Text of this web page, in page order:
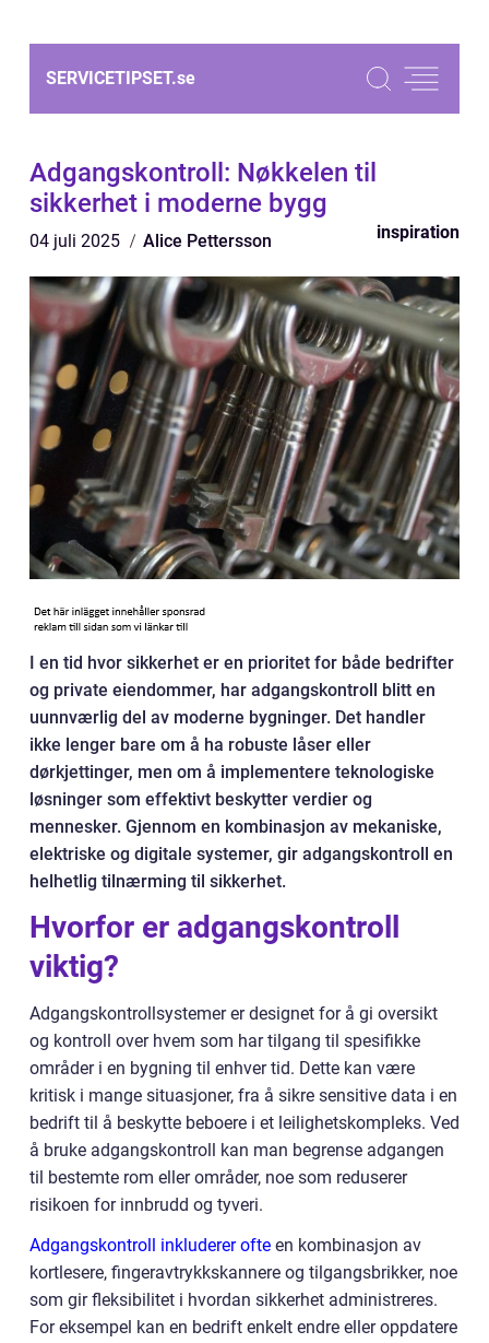
SERVICETIPSET.se
Adgangskontroll: Nøkkelen til
sikkerhet i moderne bygg
04 juli 2025 Alice Pettersson inspiration
I en tid hvor sikkerhet er en prioritet for både bedrifter
og private eiendommer, har adgangskontroll blitt en
uunnværlig del av moderne bygninger. Det handler
ikke lenger bare om å ha robuste låser eller
dørkjettinger, men om å implementere teknologiske
løsninger som effektivt beskytter verdier og
mennesker. Gjennom en kombinasjon av mekaniske,
elektriske og digitale systemer, gir adgangskontroll en
helhetlig tilnærming til sikkerhet.
Hvorfor er adgangskontroll
viktig?
Adgangskontrollsystemer er designet for å gi oversikt
og kontroll over hvem som har tilgang til spesifikke
områder i en bygning til enhver tid. Dette kan være
kritisk i mange situasjoner, fra å sikre sensitive data i en
bedrift til å beskytte beboere i et leilighetskompleks. Ved
å bruke adgangskontroll kan man begrense adgangen
til bestemte rom eller områder, noe som reduserer
risikoen for innbrudd og tyveri.
Adgangskontroll inkluderer ofte en kombinasjon av
kortlesere, fingeravtrykkskannere og tilgangsbrikker, noe
som gir fleksibilitet i hvordan sikkerhet administreres.
For eksempel kan en bedrift enkelt endre eller oppdatere